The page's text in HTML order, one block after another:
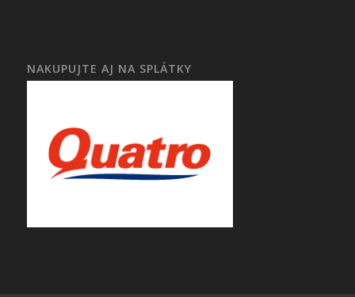
NAKUPUJTE AJ NA SPLÁTKY